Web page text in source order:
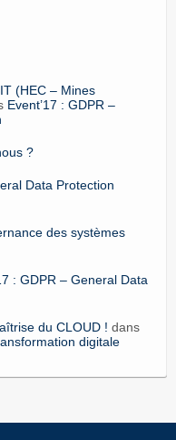
(HEC – Mines
Event’17 : GDPR –
?
Data Protection
des systèmes
: GDPR – General Data
du CLOUD ! dans
digitale